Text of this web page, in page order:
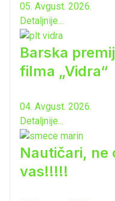
05. Avgust. 2026.
Detaljnije...
Barska
filma „Vidra“
04. Avgust. 2026.
Detaljnije...
Nautičari, ne
vas!!!!!